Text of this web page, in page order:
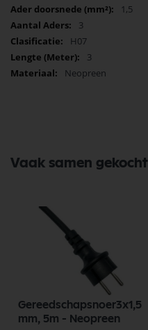
1,5
3
H07
3
Neopreen
Vaak samen gekocht
Gereedschapsnoer3x1,5
mm, 5m - Neopreen